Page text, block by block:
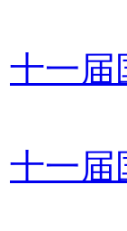
十一
十一